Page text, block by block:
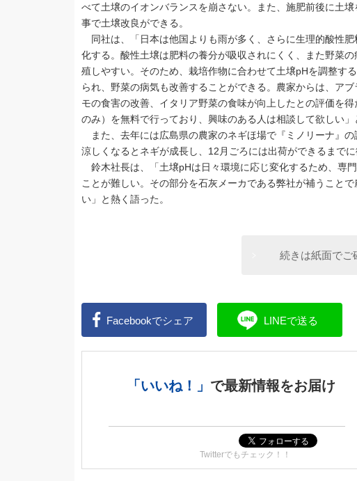
べて土壌のイオンバランスを崩さない。また、施肥前後に土
事で土壌改良ができる。
同社は、「日本は他国よりも雨が多く、さらに生理的酸性
化する。酸性土壌は肥料の養分が吸収されにくく、また野菜
殖しやすい。そのため、栽培作物に合わせて土壌‌pHを調整す
られ、野菜の病気も改善することができる。農家からは、ア
モの食害の改善、イタリア野菜の食味が向上したとの評価を
のみ）を無料で行っており、興味のある人は相談して欲しい」
また、去年には広島県の農家のネギほ場で『ミノリーナ』
涼しくなるとネギが成長し、12月ごろには出荷ができるまで
鈴木社長は、「土壌‌pHは日々環境に応じ変化するため、専
ことが難しい。その部分を石灰メーカである弊社が補うこと
い」と熱く語った。
続きは紙面でご
Facebookでシェア LINEで送る
「いいね！」 で最新情報をお届け
Twitterでもチェック！！